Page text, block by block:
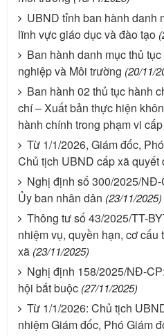
UBND tỉnh ban hành danh
lĩnh vực giáo dục và đào tạo
Ban hành danh mục thủ
nghiệp và Môi trường (20/11/
Ban hành 02 thủ tục hành
chí – Xuất bản thực hiện
hành chính trong phạm vi
Từ 1/1/2026, Giám đốc,
Chủ tịch UBND cấp xã quyết
Nghị định số 300/2025/
Ủy ban nhân dân (23/11/2025)
Thông tư số 43/2025/TT-
nhiệm vụ, quyền hạn, cơ cấu
xã (23/11/2025)
Nghị định 158/2025/NĐ-
hội bắt buộc (27/11/2025)
Từ 1/1/2026: Chủ tịch
nhiệm Giám đốc, Phó Giám